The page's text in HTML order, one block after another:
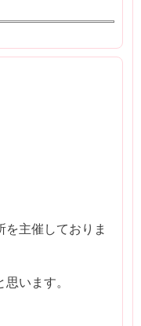
主催しておりま
います。